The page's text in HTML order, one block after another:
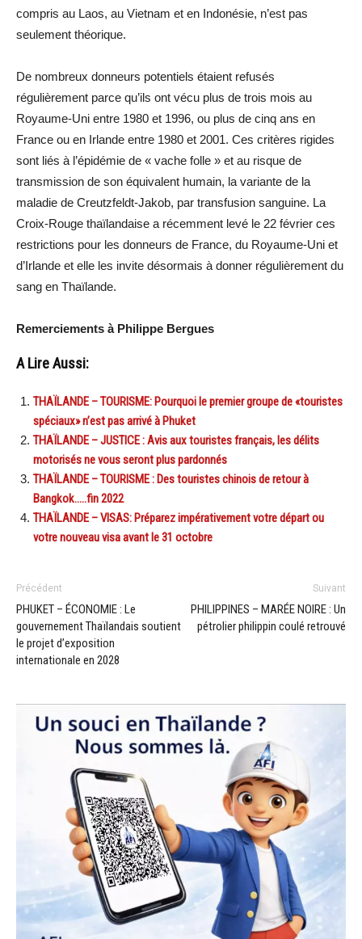
compris au Laos, au Vietnam et en Indonésie, n’est pas
seulement théorique.
De nombreux donneurs potentiels étaient refusés
régulièrement parce qu’ils ont vécu plus de trois mois au
Royaume-Uni entre 1980 et 1996, ou plus de cinq ans en
France ou en Irlande entre 1980 et 2001. Ces critères rigides
sont liés à l’épidémie de « vache folle » et au risque de
transmission de son équivalent humain, la variante de la
maladie de Creutzfeldt-Jakob, par transfusion sanguine. La
Croix-Rouge thaïlandaise a récemment levé le 22 février ces
restrictions pour les donneurs de France, du Royaume-Uni et
d’Irlande et elle les invite désormais à donner régulièrement du
sang en Thaïlande.
Remerciements à Philippe Bergues
A Lire Aussi:
THAÏLANDE – TOURISME: Pourquoi le premier groupe de «touristes
spéciaux» n’est pas arrivé à Phuket
THAÏLANDE – JUSTICE : Avis aux touristes français, les délits
motorisés ne vous seront plus pardonnés
THAÏLANDE – TOURISME : Des touristes chinois de retour à
Bangkok…..fin 2022
THAÏLANDE – VISAS: Préparez impérativement votre départ ou
votre nouveau visa avant le 31 octobre
Précédent
PHUKET – ÉCONOMIE : Le
gouvernement Thaïlandais soutient
le projet d’exposition
internationale en 2028
Suivant
PHILIPPINES – MARÉE NOIRE : Un
pétrolier philippin coulé retrouvé